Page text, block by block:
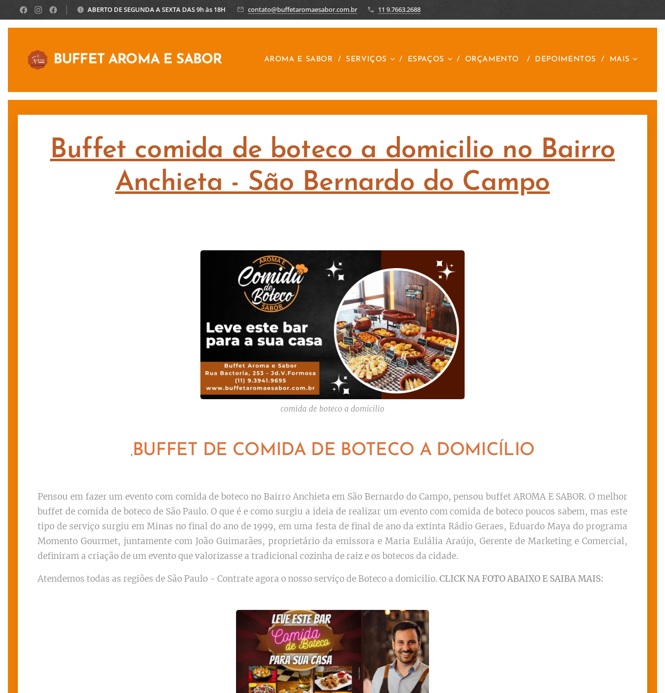
ABERTO DE SEGUNDA A SEXTA DAS 9h às 18H contato@buffetaromaesabor.com.br 11 9.7663.2688
BUFFET AROMA E SABOR AROMA E SABOR SERVIÇOS ESPAÇOS ORÇAMENTO DEPOIMENTOS MAIS
Buffet comida de boteco a domicilio no Bairro
Anchieta - São Bernardo do Campo
comida de boteco a domicilio
.BUFFET DE COMIDA DE BOTECO A DOMICÍLIO
Pensou em fazer um evento com comida de boteco no Bairro Anchieta em São Bernardo do Campo, pensou buffet AROMA E SABOR. O melhor
buffet de comida de boteco de São Paulo. O que é e como surgiu a ideia de realizar um evento com comida de boteco poucos sabem, mas este
tipo de serviço surgiu em Minas no final do ano de 1999, em uma festa de final de ano da extinta Rádio Geraes, Eduardo Maya do programa
Momento Gourmet, juntamente com João Guimarães, proprietário da emissora e Maria Eulália Araújo, Gerente de Marketing e Comercial,
definiram a criação de um evento que valorizasse a tradicional cozinha de raiz e os botecos da cidade.
Atendemos todas as regiões de São Paulo - Contrate agora o nosso serviço de Boteco a domicilio. CLICK NA FOTO ABAIXO E SAIBA MAIS: